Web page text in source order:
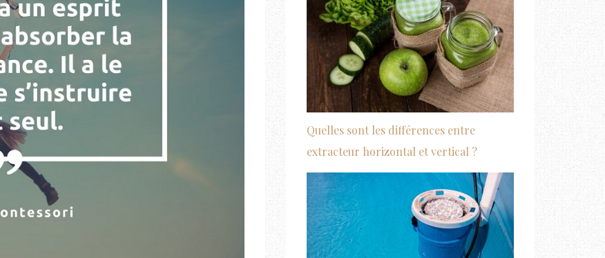
Quelles sont les différences entre
extracteur horizontal et vertical ?